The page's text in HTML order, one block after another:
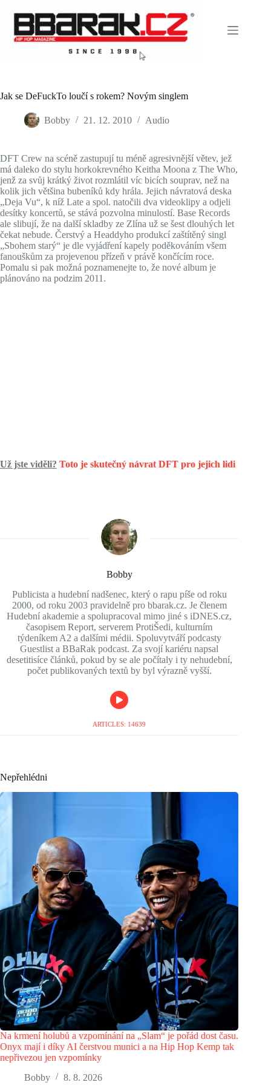
content
Jak se DeFuckTo loučí s rokem? Novým singlem
Bobby 21. 12. 2010 Audio
DFT Crew na scéně zastupují tu méně agresivnější větev, jež
má daleko do stylu horkokrevného Keitha Moona z The Who,
jenž za svůj krátký život rozmlátil víc bicích souprav, než na
kolik jich většina bubeníků kdy hrála. Jejich návratová deska
„Deja Vu“, k níž Late a spol. natočili dva videoklipy a odjeli
desítky koncertů, se stává pozvolna minulostí. Base Records
ale slibují, že na další skladby ze Zlína už se šest dlouhých let
čekat nebude. Čerstvý a Headdyho produkcí zaštítěný singl
„Sbohem starý“ je dle vyjádření kapely poděkováním všem
fanouškům za projevenou přízeň v právě končícím roce.
Pomalu si pak možná poznamenejte to, že nové album je
plánováno na podzim 2011.
Už jste viděli? Toto je skutečný návrat DFT pro jejich lidi
Bobby
Publicista a hudební nadšenec, který o rapu píše od roku
2000, od roku 2003 pravidelně pro bbarak.cz. Je členem
Hudební akademie a spolupracoval mimo jiné s iDNES.cz,
časopisem Report, serverem ProtiŠedi, kulturním
týdeníkem A2 a dalšími médii. Spoluvytváří podcasty
Guestlist a BBaRak podcast. Za svojí kariéru napsal
desetitisíce článků, pokud by se ale počítaly i ty nehudební,
počet publikovaných textů by byl výrazně vyšší.
ARTICLES: 14639
Nepřehlédni
Na krmení holubů a vzpomínání na „Slam“ je pořád dost času.
Onyx mají i díky AI čerstvou munici a na Hip Hop Kemp tak
nepřivezou jen vzpomínky
Bobby
8. 8. 2026